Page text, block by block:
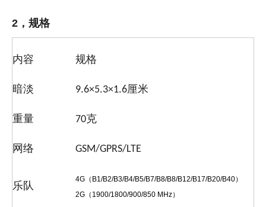
2，规格
内容 规格
暗淡 9.6×5.3×1.6厘米
重量 70克
网络 GSM/GPRS/LTE
乐队
4G（B1/B2/B3/B4/B5/B7/B8/B8/B12/B17/B20/B40）
2G（1900/1800/900/850 MHz）